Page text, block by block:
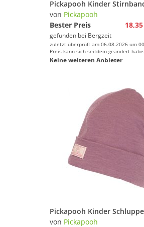
Pickapooh Kinder
von Pickapooh
Bester Preis
gefunden bei Bergzeit
zuletzt überprüft am 06.08.2026 um
Preis kann sich seitdem geändert
Keine weiteren Anbieter
von Pickapooh